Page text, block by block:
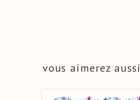
vous aimerez aussi